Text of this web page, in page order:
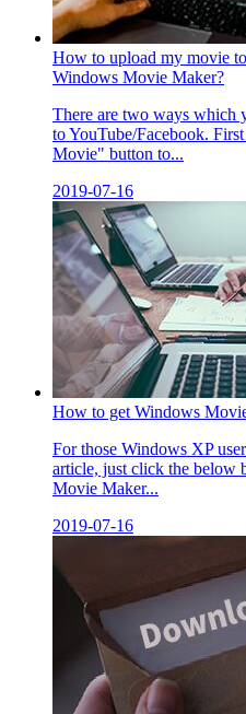
How to upload my movie
Windows Movie Maker?
There are two ways which
to YouTube/Facebook.
Movie" button to...
2019-07-16
How to get Windows
For those Windows XP
article, just click the below
Movie Maker...
2019-07-16